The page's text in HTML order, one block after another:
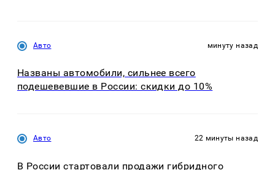
Авто минуту назад
Названы автомобили, сильнее всего
подешевевшие в России: скидки до 10%
Авто 22 минуты назад
В России стартовали продажи гибридного